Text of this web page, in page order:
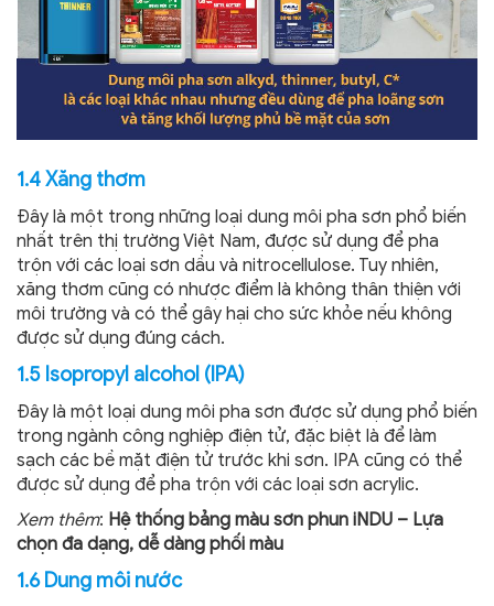
1.4 Xăng thơm
Đây là một trong những loại dung môi pha sơn phổ biến
nhất trên thị trường Việt Nam, được sử dụng để pha
trộn với các loại sơn dầu và nitrocellulose. Tuy nhiên,
xăng thơm cũng có nhược điểm là không thân thiện với
môi trường và có thể gây hại cho sức khỏe nếu không
được sử dụng đúng cách.
1.5 Isopropyl alcohol (IPA)
Đây là một loại dung môi pha sơn được sử dụng phổ biến
trong ngành công nghiệp điện tử, đặc biệt là để làm
sạch các bề mặt điện tử trước khi sơn. IPA cũng có thể
được sử dụng để pha trộn với các loại sơn acrylic.
Xem thêm: Hệ thống bảng màu sơn phun iNDU – Lựa
chọn đa dạng, dễ dàng phối màu
1.6 Dung môi nước